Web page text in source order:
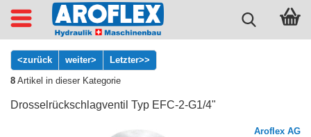
<zurück weiter>
Letzter>>
8 Artikel in dieser Kategorie
Drosselrückschlagventil Typ EFC-2-G1/4"
Aroflex AG